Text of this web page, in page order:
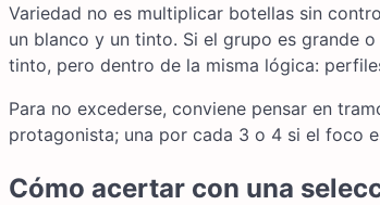
Variedad no es multiplicar botellas sin
un blanco y un tinto. Si el grupo es grande
tinto, pero dentro de la misma lógica:
Para no excederse, conviene pensar en
protagonista; una por cada 3 o 4 si el foco
Cómo acertar con una